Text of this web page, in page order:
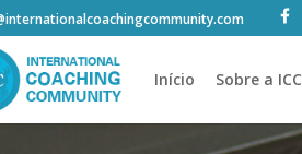
Início Sobre a ICC